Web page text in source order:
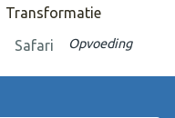
Transformatie
Safari Opvoeding